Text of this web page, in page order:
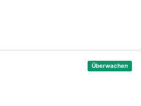
Überwachen